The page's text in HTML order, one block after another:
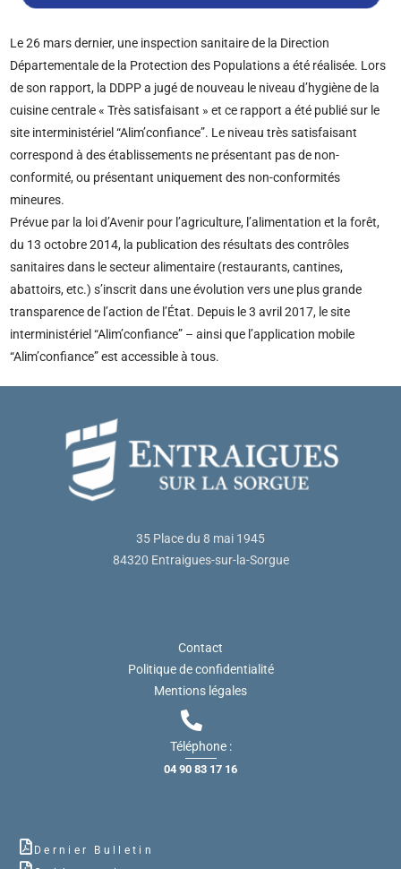
Le 26 mars dernier, une inspection sanitaire de la Direction
Départementale de la Protection des Populations a été réalisée. Lors
de son rapport, la DDPP a jugé de nouveau le niveau d’hygiène de la
cuisine centrale « Très satisfaisant » et ce rapport a été publié sur le
site interministériel “Alim’confiance”. Le niveau très satisfaisant
correspond à des établissements ne présentant pas de non-
conformité, ou présentant uniquement des non-conformités
mineures.
Prévue par la loi d’Avenir pour l’agriculture, l’alimentation et la forêt,
du 13 octobre 2014, la publication des résultats des contrôles
sanitaires dans le secteur alimentaire (restaurants, cantines,
abattoirs, etc.) s’inscrit dans une évolution vers une plus grande
transparence de l’action de l’État. Depuis le 3 avril 2017, le site
interministériel “Alim’confiance” – ainsi que l’application mobile
“Alim’confiance” est accessible à tous.
35 Place du 8 mai 1945
84320 Entraigues-sur-la-Sorgue
Contact
Politique de confidentialité
Mentions légales
Téléphone :
04 90 83 17 16
Dernier Bulletin